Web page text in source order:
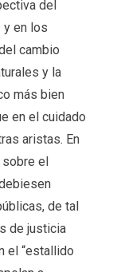
del
y en los
cambio
y la
más bien
en el cuidado
aristas. En
el
de tal
de justicia
el “estallido